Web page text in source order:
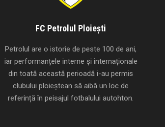
FC Petrolul Ploiești
Petrolul are o istorie de peste 100 de ani,
iar performanțele interne și internaționale
din toată această perioadă i-au permis
clubului ploieștean să aibă un loc de
referință în peisajul fotbalului autohton.